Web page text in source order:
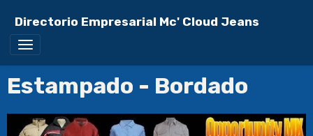
Directorio Empresarial Mc' Cloud Jeans
Estampado - Bordado